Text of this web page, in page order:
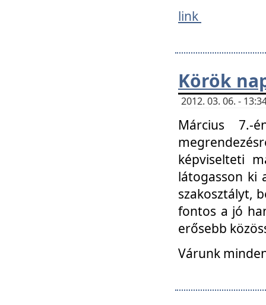
link
Körök
2012. 03. 06. -
Március 7.-
képviselteti
látogasson ki
szakosztályt,
fontos a jó
erősebb
Várunk